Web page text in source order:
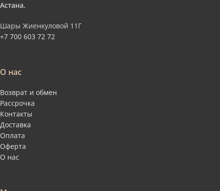
Астана.
Шары Жиенкуловой 11Г
+7 700 603 72 72
О нас
Возврат и обмен
Рассрочка
Контакты
Доставка
Оплата
Оферта
О нас